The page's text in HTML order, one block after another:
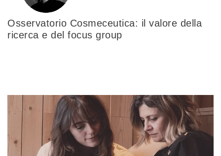
Osservatorio Cosmeceutica: il valore della
ricerca e del focus group